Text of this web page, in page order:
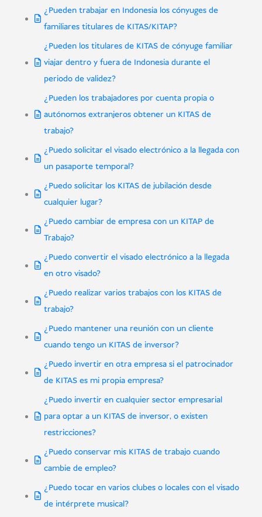
¿Pueden trabajar en Indonesia los cónyuges de
familiares titulares de KITAS/KITAP?
¿Pueden los titulares de KITAS de cónyuge familiar
viajar dentro y fuera de Indonesia durante el
periodo de validez?
¿Pueden los trabajadores por cuenta propia o
autónomos extranjeros obtener un KITAS de
trabajo?
¿Puedo solicitar el visado electrónico a la llegada con
un pasaporte temporal?
¿Puedo solicitar los KITAS de jubilación desde
cualquier lugar?
¿Puedo cambiar de empresa con un KITAP de
Trabajo?
¿Puedo convertir el visado electrónico a la llegada
en otro visado?
¿Puedo realizar varios trabajos con los KITAS de
trabajo?
¿Puedo mantener una reunión con un cliente
cuando tengo un KITAS de inversor?
¿Puedo invertir en otra empresa si el patrocinador
de KITAS es mi propia empresa?
¿Puedo invertir en cualquier sector empresarial
para optar a un KITAS de inversor, o existen
restricciones?
¿Puedo conservar mis KITAS de trabajo cuando
cambie de empleo?
¿Puedo tocar en varios clubes o locales con el visado
de intérprete musical?